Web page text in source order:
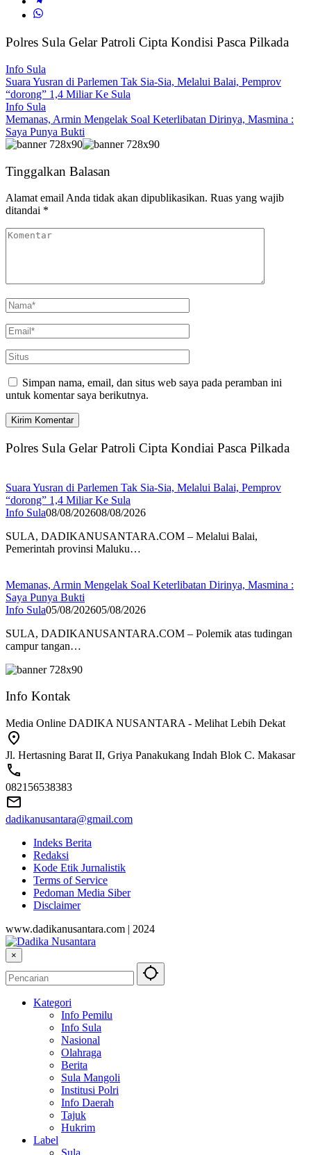
Polres Sula Gelar Patroli Cipta Kondisi Pasca Pilkada
Info Sula
Suara Yusran di Parlemen Tak Sia-Sia, Melalui Balai, Pemprov
“dorong” 1,4 Miliar Ke Sula
Info Sula
Memanas, Armin Mengelak Soal Keterlibatan Dirinya, Masmina :
Saya Punya Bukti
Tinggalkan Balasan
Alamat email Anda tidak akan dipublikasikan. Ruas yang wajib
ditandai *
Simpan nama, email, dan situs web saya pada peramban ini
untuk komentar saya berikutnya.
Polres Sula Gelar Patroli Cipta Kondiai Pasca Pilkada
Suara Yusran di Parlemen Tak Sia-Sia, Melalui Balai, Pemprov
“dorong” 1,4 Miliar Ke Sula
Info Sula08/08/202608/08/2026
SULA, DADIKANUSANTARA.COM – Melalui Balai,
Pemerintah provinsi Maluku…
Memanas, Armin Mengelak Soal Keterlibatan Dirinya, Masmina :
Saya Punya Bukti
Info Sula05/08/202605/08/2026
SULA, DADIKANUSANTARA.COM – Polemik atas tudingan
campur tangan…
Info Kontak
Media Online DADIKA NUSANTARA - Melihat Lebih Dekat
Jl. Hertasning Barat II, Griya Panakukang Indah Blok C. Makasar
082156538383
dadikanusantara@gmail.com
Indeks Berita
Redaksi
Kode Etik Jurnalistik
Terms of Service
Pedoman Media Siber
Disclaimer
www.dadikanusantara.com | 2024
×
Kategori
Info Pemilu
Info Sula
Nasional
Olahraga
Berita
Sula Mangoli
Institusi Polri
Info Daerah
Tajuk
Hukrim
Label
Sula